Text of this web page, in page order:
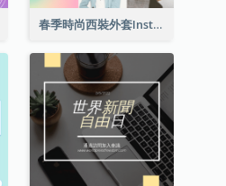
春季時尚西裝外套Instagram帖子